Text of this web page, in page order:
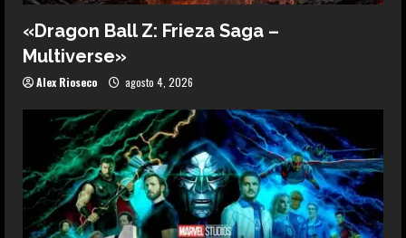
«Dragon Ball Z: Frieza Saga –
Multiverse»
Alex Rioseco agosto 4, 2026